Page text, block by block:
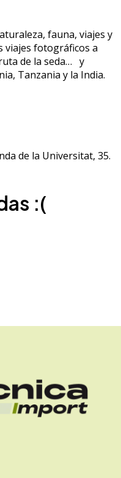
fauna, viajes y
viajes fotográficos a
de la seda… y
Tanzania y la India.
de la Universitat, 35.
:(